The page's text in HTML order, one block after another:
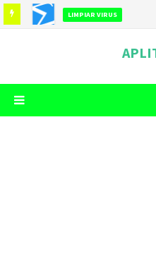
LIMPIAR VIRUS